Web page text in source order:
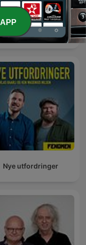
Dilemma
Nye utfordringer